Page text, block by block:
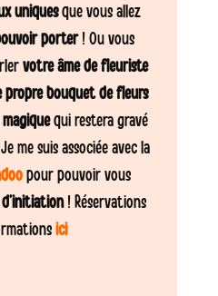
uniquesque vous allez
porter! Ou vous
votre âme de fleuriste
propre bouquet de fleurs
qui restera gravé
me suis associée avec la
pour pouvoir vous
! Réservations
ici